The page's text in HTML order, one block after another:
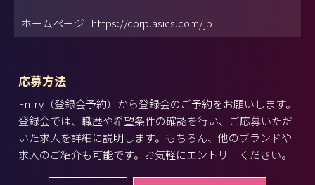
ホームページ https://corp.asics.com/jp
応募方法
Entry（登録会予約）から登録会のご予約をお願いします。
登録会では、職歴や希望条件の確認を行い、ご応募いただ
いた求人を詳細に説明します。もちろん、他のブランドや
求人のご紹介も可能です。お気軽にエントリーください。